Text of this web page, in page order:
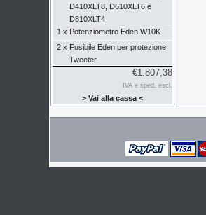
D410XLT8, D610XLT6 e
D810XLT4
1 x Potenziometro Eden W10K
2 x Fusibile Eden per protezione
Tweeter
€1.807,38
IVA e sped. escl.
> Vai alla cassa <